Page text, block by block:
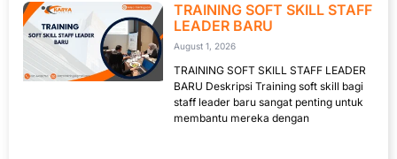
TRAINING SOFT SKILL STAFF
LEADER BARU
August 1, 2026
TRAINING SOFT SKILL STAFF LEADER
BARU Deskripsi Training soft skill bagi
staff leader baru sangat penting untuk
membantu mereka dengan